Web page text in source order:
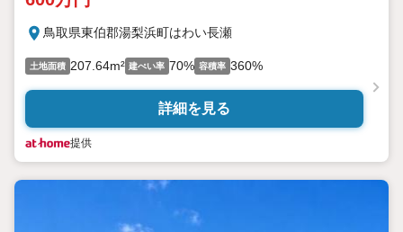
鳥取県東伯郡湯梨浜町はわい長瀬
土地面積 207.64m² 建ぺい率 70% 容積率 360%
詳細を見る
提供